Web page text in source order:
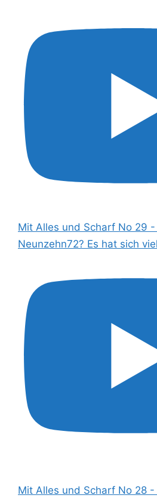
Mit Alles und Scharf No 29
Neunzehn72? Es hat sich
Mit Alles und Scharf No 28 -